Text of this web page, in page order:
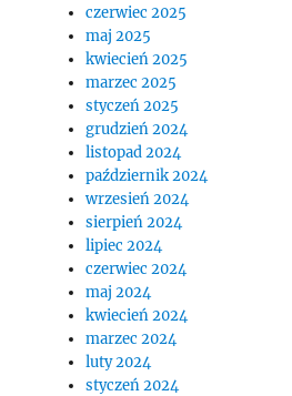
czerwiec 2025
maj 2025
kwiecień 2025
marzec 2025
styczeń 2025
grudzień 2024
listopad 2024
październik 2024
wrzesień 2024
sierpień 2024
lipiec 2024
czerwiec 2024
maj 2024
kwiecień 2024
marzec 2024
luty 2024
styczeń 2024